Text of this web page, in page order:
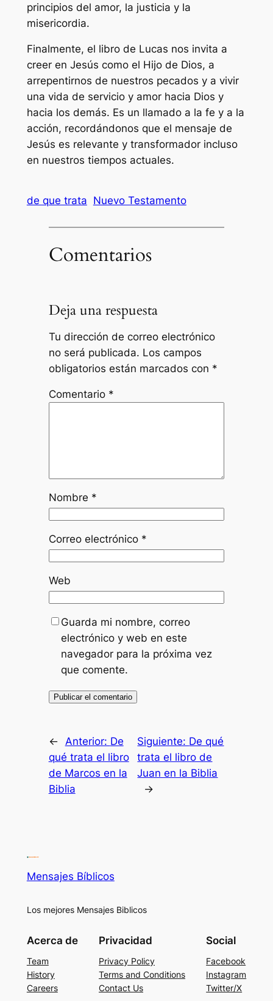
principios del amor, la justicia y la
misericordia.
Finalmente, el libro de Lucas nos invita a
creer en Jesús como el Hijo de Dios, a
arrepentirnos de nuestros pecados y a vivir
una vida de servicio y amor hacia Dios y
hacia los demás. Es un llamado a la fe y a la
acción, recordándonos que el mensaje de
Jesús es relevante y transformador incluso
en nuestros tiempos actuales.
de que trata Nuevo Testamento
Comentarios
Deja una respuesta
Tu dirección de correo electrónico
no será publicada. Los campos
obligatorios están marcados con *
Comentario *
Nombre *
Correo electrónico *
Web
Guarda mi nombre, correo
electrónico y web en este
navegador para la próxima vez
que comente.
← Anterior: De
qué trata el libro
de Marcos en la
Biblia
Siguiente: De qué
trata el libro de
Juan en la Biblia
→
Mensajes Bíblicos
Los mejores Mensajes Biblicos
Acerca de
Team
History
Careers
Privacidad
Privacy Policy
Terms and Conditions
Contact Us
Social
Facebook
Instagram
Twitter/X